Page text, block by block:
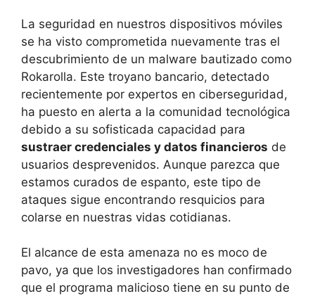
La seguridad en nuestros dispositivos móviles
se ha visto comprometida nuevamente tras el
descubrimiento de un malware bautizado como
Rokarolla. Este troyano bancario, detectado
recientemente por expertos en ciberseguridad,
ha puesto en alerta a la comunidad tecnológica
debido a su sofisticada capacidad para
sustraer credenciales y datos financieros de
usuarios desprevenidos. Aunque parezca que
estamos curados de espanto, este tipo de
ataques sigue encontrando resquicios para
colarse en nuestras vidas cotidianas.
El alcance de esta amenaza no es moco de
pavo, ya que los investigadores han confirmado
que el programa malicioso tiene en su punto de